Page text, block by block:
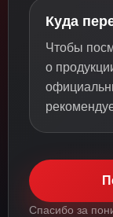
Куда
Чтобы
о
Спасибо за